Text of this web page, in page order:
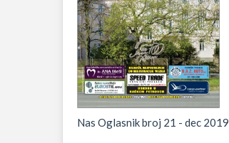
Nas Oglasnik broj 21 - dec 2019